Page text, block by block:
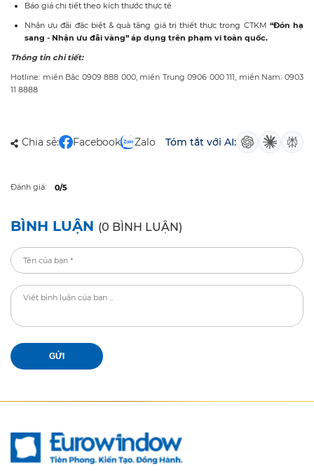
Báo giá chi tiết theo kích thước thực tế
Nhận ưu đãi đặc biệt & quà tặng giá trị thiết thực trong CTKM “Đón hạ
sang - Nhận ưu đãi vàng” áp dụng trên phạm vi toàn quốc.
Thông tin chi tiết:
Hotline: miền Bắc 0909 888 000, miền Trung 0906 000 111, miền Nam: 0903
11 8888
Chia sẻ: Facebook Zalo Tóm tắt với AI:
Đánh giá: 0/5
BÌNH LUẬN (0 BÌNH LUẬN)
GỬI